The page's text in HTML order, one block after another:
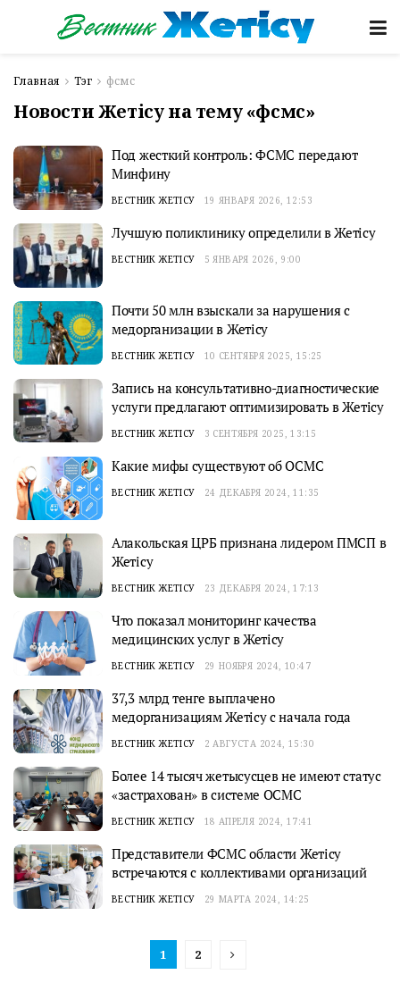
Главная Тэг фсмс
Новости Жетісу на тему «фсмс»
Под жесткий контроль: ФСМС передают
Минфину
ВЕСТНИК ЖЕТІСУ 19 ЯНВАРЯ 2026, 12:53
Лучшую поликлинику определили в Жетісу
ВЕСТНИК ЖЕТІСУ 5 ЯНВАРЯ 2026, 9:00
Почти 50 млн взыскали за нарушения с
медорганизации в Жетiсу
ВЕСТНИК ЖЕТІСУ 10 СЕНТЯБРЯ 2025, 15:25
Запись на консультативно-диагностические
услуги предлагают оптимизировать в Жетісу
ВЕСТНИК ЖЕТІСУ 3 СЕНТЯБРЯ 2025, 13:15
Какие мифы существуют об ОСМС
ВЕСТНИК ЖЕТІСУ 24 ДЕКАБРЯ 2024, 11:35
Алакольская ЦРБ признана лидером ПМСП в
Жетісу
ВЕСТНИК ЖЕТІСУ 23 ДЕКАБРЯ 2024, 17:13
Что показал мониторинг качества
медицинских услуг в Жетісу
ВЕСТНИК ЖЕТІСУ 29 НОЯБРЯ 2024, 10:47
37,3 млрд тенге выплачено
медорганизациям Жетісу с начала года
ВЕСТНИК ЖЕТІСУ 2 АВГУСТА 2024, 15:30
Более 14 тысяч жетысусцев не имеют статус
«застрахован» в системе ОСМС
ВЕСТНИК ЖЕТІСУ 18 АПРЕЛЯ 2024, 17:41
Представители ФСМС области Жетісу
встречаются с коллективами организаций
ВЕСТНИК ЖЕТІСУ 29 МАРТА 2024, 14:25
1 2